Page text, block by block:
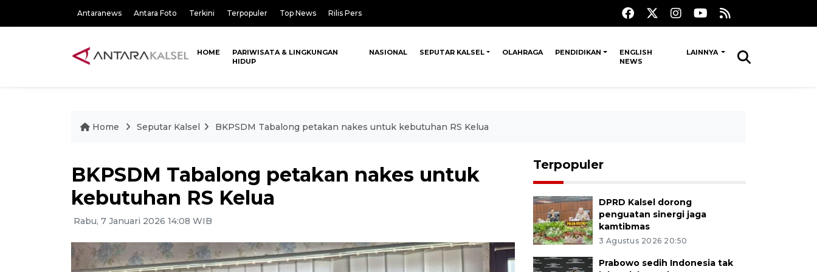
Antaranews Antara Foto Terkini Terpopuler Top News Rilis Pers
HOME
PARIWISATA & LINGKUNGAN
HIDUP
NASIONAL SEPUTAR KALSEL OLAHRAGA PENDIDIKAN
ENGLISH
NEWS
LAINNYA
Home Seputar Kalsel BKPSDM Tabalong petakan nakes untuk kebutuhan RS Kelua
BKPSDM Tabalong petakan nakes untuk
kebutuhan RS Kelua
Rabu, 7 Januari 2026 14:08 WIB
Terpopuler
DPRD Kalsel dorong
penguatan sinergi jaga
kamtibmas
3 Agustus 2026 20:50
Prabowo sedih Indonesia tak